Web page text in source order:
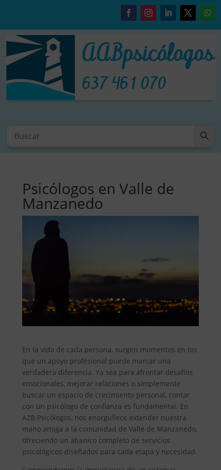
Psicólogos en Valle de
Manzanedo
En la vida de cada persona, surgen momentos en los
que un apoyo profesional puede marcar una
verdadera diferencia. Ya sea para afrontar desafíos
emocionales, mejorar relaciones o simplemente
buscar un espacio de crecimiento personal, contar
con un psicólogo de confianza es fundamental. En
A2B Psicólogos, nos enorgullece extender nuestra
mano amiga a la comunidad de Valle de Manzanedo,
ofreciendo un abanico completo de servicios
psicológicos diseñados para cada etapa y necesidad.